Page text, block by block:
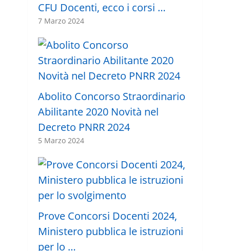
CFU Docenti, ecco i corsi …
7 Marzo 2024
Abolito Concorso Straordinario
Abilitante 2020 Novità nel
Decreto PNRR 2024
5 Marzo 2024
Prove Concorsi Docenti 2024,
Ministero pubblica le istruzioni
per lo …